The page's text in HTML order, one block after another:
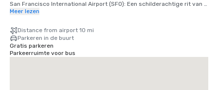
San Francisco International Airport (SFO): Een schilderachtige rit van 2
uur brengt u van aankomst naar ontspanning.
Charles M. Schulz — Sonoma County Airport (STS) in Santa Rosa:
slechts 35 minuten van onze deur — de snelste route naar uw rustieke
toevluchtsoord.
Meer lezen
Distance from airport 10 mi
Parkeren in de buurt
Gratis parkeren
Parkeerruimte voor bus